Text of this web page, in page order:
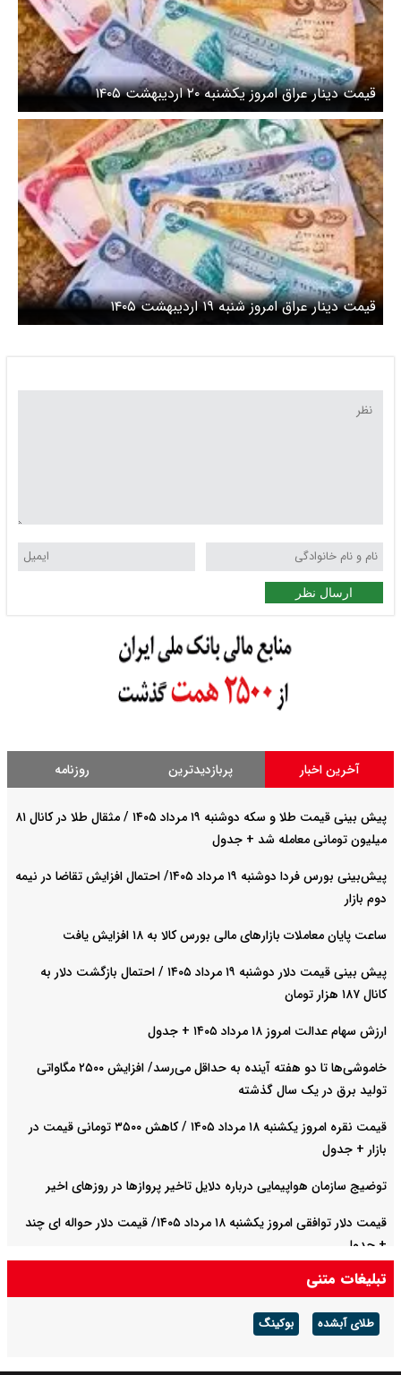
قیمت دینار عراق امروز یکشنبه ۲۰ اردیبهشت ۱۴۰۵
قیمت دینار عراق امروز شنبه ۱۹ اردیبهشت ۱۴۰۵
ارسال نظر
آخرین اخبار پربازدیدترین روزنامه
پیش‌ بینی قیمت طلا و سکه دوشنبه ۱۹ مرداد ۱۴۰۵ / مثقال طلا در کانال ۸۱
میلیون تومانی معامله شد + جدول
پیش‌بینی بورس فردا دوشنبه ۱۹ مرداد ۱۴۰۵/ احتمال افزایش تقاضا در نیمه
دوم بازار
ساعت پایان معاملات بازارهای مالی بورس کالا به ۱۸ افزایش یافت
پیش‌ بینی قیمت دلار دوشنبه ۱۹ مرداد ۱۴۰۵ / احتمال بازگشت دلار به
کانال ۱۸۷ هزار تومان
ارزش سهام عدالت امروز ۱۸ مرداد ۱۴۰۵ + جدول
خاموشی‌ها تا دو هفته آینده به حداقل می‌رسد/ افزایش ۲۵۰۰ مگاواتی
تولید برق در یک سال گذشته
قیمت نقره امروز یکشنبه ۱۸ مرداد ۱۴۰۵ / کاهش ۳۵۰۰ تومانی قیمت در
بازار + جدول
توضیج سازمان هواپیمایی درباره دلایل تاخیر پروازها در روزهای اخیر
قیمت دلار توافقی امروز یکشنبه ۱۸ مرداد ۱۴۰۵/ قیمت دلار حواله ای چند
+ جدول
بنزین برای دولت چقدر تمام می شود؟
تبلیغات متنی
طلای آبشده بوکینگ